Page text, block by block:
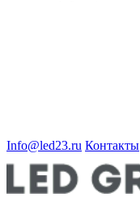
Info@led23.ru Контакты